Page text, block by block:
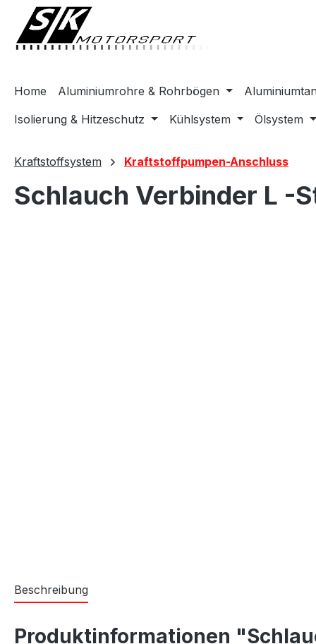
Zur Hauptnavigation springen
Home Aluminiumrohre & Rohrbögen
Isolierung & Hitzeschutz
Kühlsystem Ölsystem
Kraftstoffsystem Kraftstoffpumpen-Anschluss
Schlauch Verbinder L -
Beschreibung
Produktinformationen